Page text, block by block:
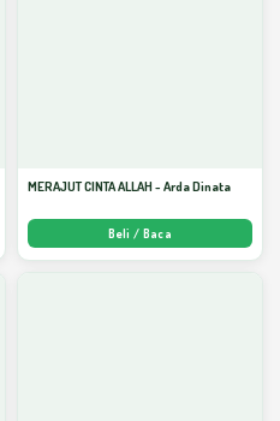
MERAJUT CINTA ALLAH - Arda Dinata
Beli / Baca